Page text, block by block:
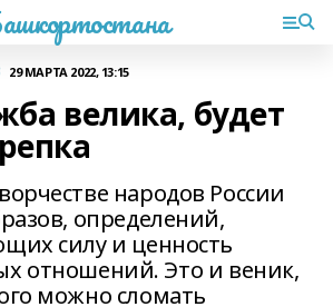
29 МАРТА 2022, 13:15
велика, будет
народов России
определений,
силу и ценность
отношений. Это и веник,
можно сломать